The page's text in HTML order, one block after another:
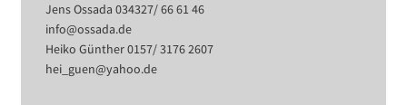
Jens Ossada 034327/ 66 61 46
info@ossada.de
Heiko Günther 0157/ 3176 2607
hei_guen@yahoo.de